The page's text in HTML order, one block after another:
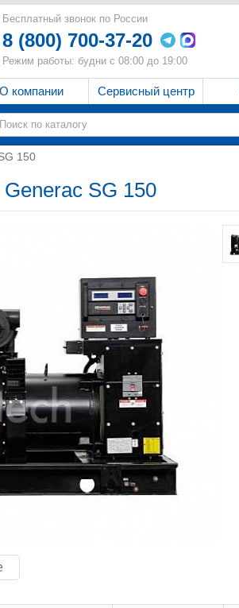
Бесплатный звонок по России
8 (800) 700-37-20
Режим работы: будни с 08:00 до 19:00
О компании Сервисный центр
150
Generac SG 150